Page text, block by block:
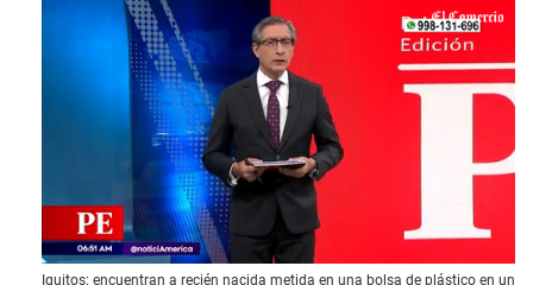
0Iquitos: encuentran a recién nacida metida en una bolsa de plástico en un